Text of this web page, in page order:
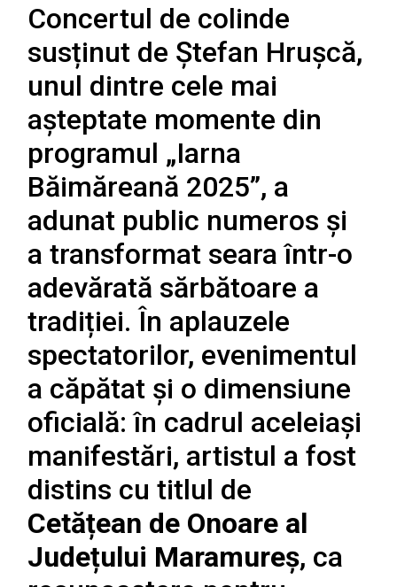
Concertul de colinde
susținut de Ștefan Hrușcă,
unul dintre cele mai
așteptate momente din
programul „Iarna
Băimăreană 2025”, a
adunat public numeros și
a transformat seara într-o
adevărată sărbătoare a
tradiției. În aplauzele
spectatorilor, evenimentul
a căpătat și o dimensiune
oficială: în cadrul aceleiași
manifestări, artistul a fost
distins cu titlul de
Cetățean de Onoare al
Județului Maramureș, ca